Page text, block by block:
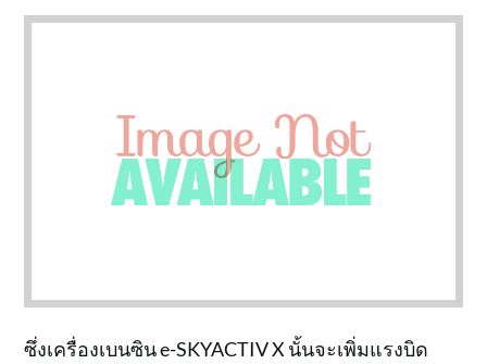
ซึ่งเครื่องเบนซิน e-SKYACTIV X นั้นจะเพิ่มแรงบิด